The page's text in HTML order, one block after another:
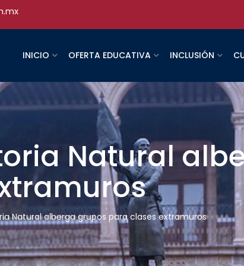
INICIO OFERTA EDUCATIVA INCLUSIÓN
Natural
Natural alberga grupos para clases extramuros